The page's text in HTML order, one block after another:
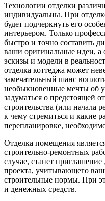
Технологии отделки
индивидуальны. При
будет подчеркнуть его
интерьером. Только
быстро и точно составить
ваши оригинальные идеи, а
эскизы и модели в
отделка коттеджа может
замечательный шанс
необыкновенные мечты об
задуматься о предстоящей
строительства (или начала
к чему стремиться и какие
перепланировке,
Отделка помещения
строительно-ремонтных
случае, станет
проекта, учитывающего
строительные нормы. При
и денежных средств.